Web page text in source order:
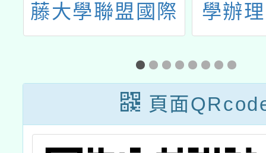
藤大學聯盟國際
之聲大賽」（以
下簡稱本活動）
說明與教師增能
研習活動
學辦
年度
春天
學習
頁面